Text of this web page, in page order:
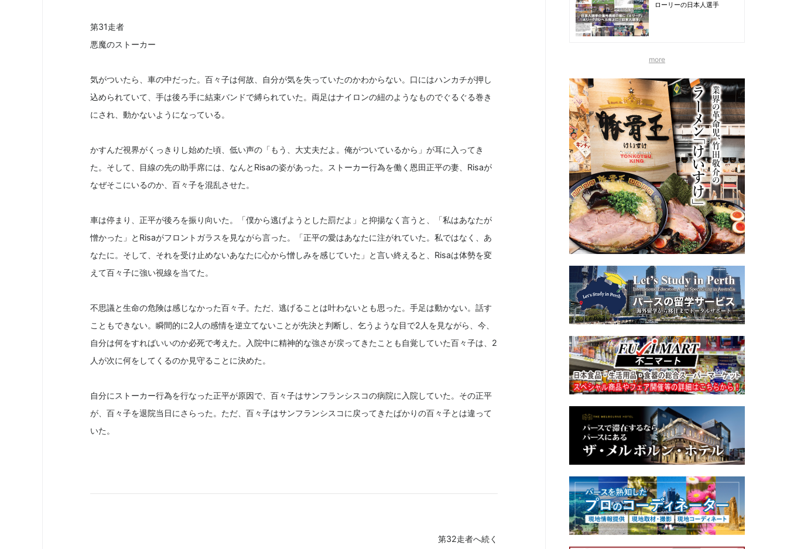
第31走者
悪魔のストーカー
気がついたら、車の中だった。百々子は何故、自分が気を失っていたのかわからない。口にはハンカチが押し
込められていて、手は後ろ手に結束バンドで縛られていた。両足はナイロンの紐のようなものでぐるぐる巻き
にされ、動かないようになっている。
かすんだ視界がくっきりし始めた頃、低い声の「もう、大丈夫だよ。俺がついているから」が耳に入ってき
た。そして、目線の先の助手席には、なんとRisaの姿があった。ストーカー行為を働く恩田正平の妻、Risaが
なぜそこにいるのか、百々子を混乱させた。
車は停まり、正平が後ろを振り向いた。「僕から逃げようとした罰だよ」と抑揚なく言うと、「私はあなたが
憎かった」とRisaがフロントガラスを見ながら言った。「正平の愛はあなたに注がれていた。私ではなく、あ
なたに。そして、それを受け止めないあなたに心から憎しみを感じていた」と言い終えると、Risaは体勢を変
えて百々子に強い視線を当てた。
不思議と生命の危険は感じなかった百々子。ただ、逃げることは叶わないとも思った。手足は動かない。話す
こともできない。瞬間的に2人の感情を逆立てないことが先決と判断し、乞うような目で2人を見ながら、今、
自分は何をすればいいのか必死で考えた。入院中に精神的な強さが戻ってきたことも自覚していた百々子は、2
人が次に何をしてくるのか見守ることに決めた。
自分にストーカー行為を行なった正平が原因で、百々子はサンフランシスコの病院に入院していた。その正平
が、百々子を退院当日にさらった。ただ、百々子はサンフランシスコに戻ってきたばかりの百々子とは違って
いた。
第32走者へ続く
ローリーの日本人選手
more